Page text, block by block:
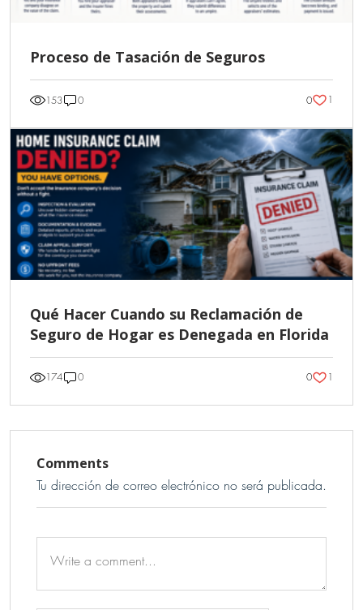
Proceso de Tasación de Seguros
153 0 0 1
Qué Hacer Cuando su Reclamación de
Seguro de Hogar es Denegada en Florida
174 0 0 1
Comments
Tu dirección de correo electrónico no será publicada.